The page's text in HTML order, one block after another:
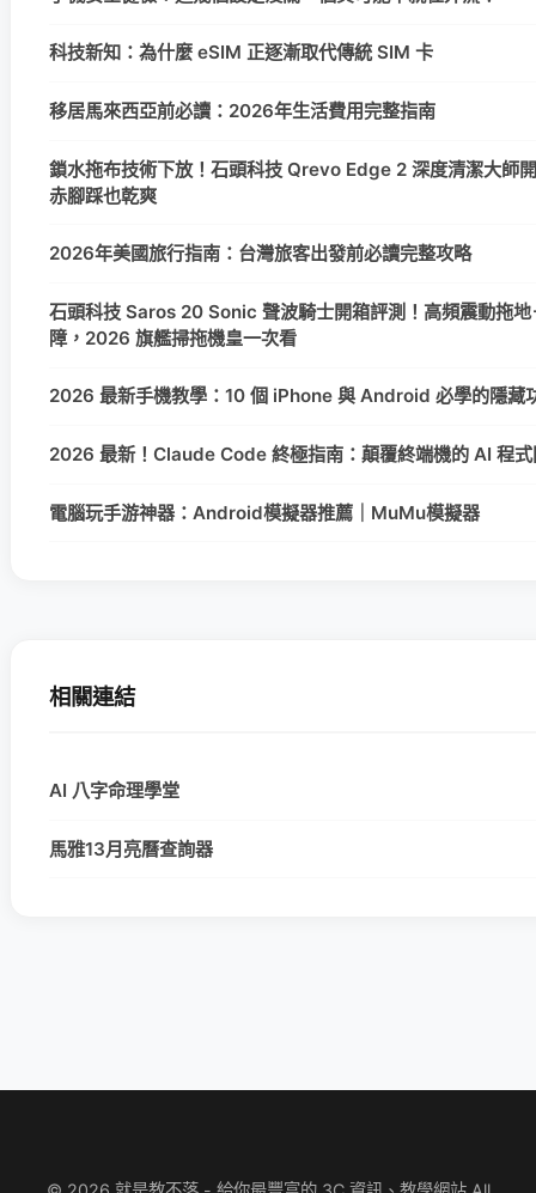
科技新知：為什麼 eSIM 正逐漸取代傳統 SIM 卡
移居馬來西亞前必讀：2026年生活費用完整指南
鎖水拖布技術下放！石頭科技 Qrevo Edge 2 深度清潔大師
赤腳踩也乾爽
2026年美國旅行指南：台灣旅客出發前必讀完整攻略
石頭科技 Saros 20 Sonic 聲波騎士開箱評測！高頻震動拖
障，2026 旗艦掃拖機皇一次看
2026 最新手機教學：10 個 iPhone 與 Android 必學的隱藏
2026 最新！Claude Code 終極指南：顛覆終端機的 AI 程式
電腦玩手游神器：Android模擬器推薦｜MuMu模擬器
相關連結
AI 八字命理學堂
馬雅13月亮曆查詢器